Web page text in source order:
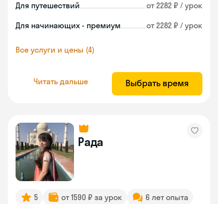
Для путешествий от 2282 ₽ / урок
Для начинающих - премиум от 2282 ₽ / урок
Все услуги и цены (4)
Читать дальше Выбрать время
Рада
5 от 1590 ₽ за урок
6 лет опыта